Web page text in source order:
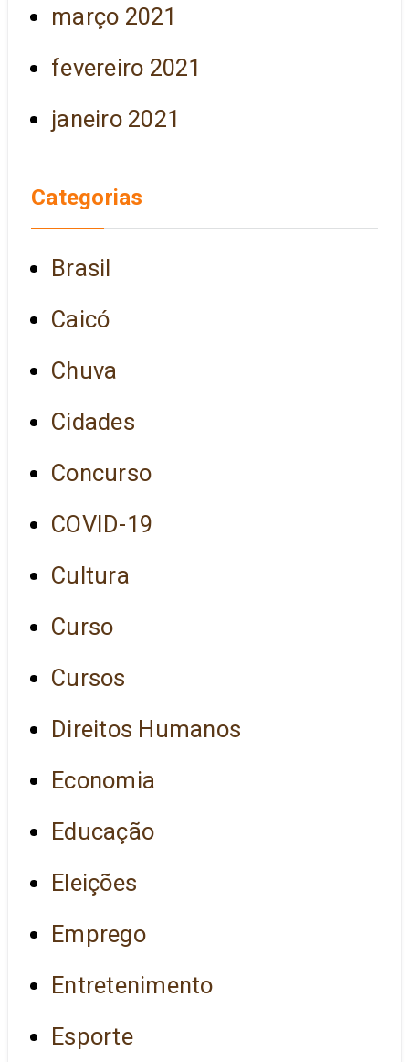
março 2021
fevereiro 2021
janeiro 2021
Categorias
Brasil
Caicó
Chuva
Cidades
Concurso
COVID-19
Cultura
Curso
Cursos
Direitos Humanos
Economia
Educação
Eleições
Emprego
Entretenimento
Esporte